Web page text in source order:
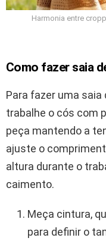
Harmonia entre
Como fazer saia
Para fazer uma saia
trabalhe o cós com
peça mantendo a
ajuste o
altura durante o
caimento.
Meça cintura,
para definir o